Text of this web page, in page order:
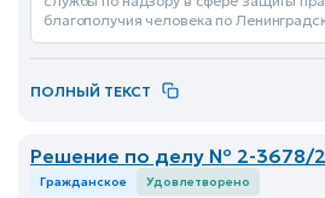
благополучия человека по
ПОЛНЫЙ ТЕКСТ
Решение по делу № 2-3678/
Гражданское Удовлетворено